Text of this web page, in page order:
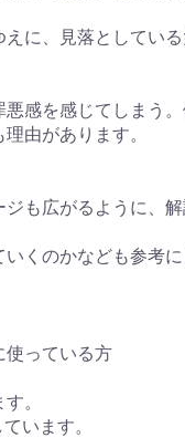
に、見落としてい
感を感じてしまう
由があります。
も広がるように、解
くのかなども参考に
使っている方
。
います。